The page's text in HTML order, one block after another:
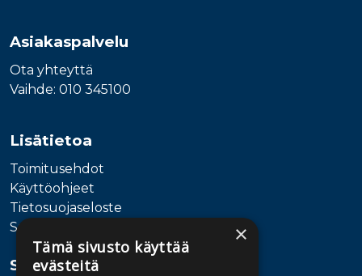
Asiakaspalvelu
Ota yhteyttä
Vaihde: 010 345100
Lisätietoa
Toimitusehdot
Käyttöohjeet
Tietosuojaseloste
Saavutettavuusseloste
Seuraa meitä
×
Tämä sivusto käyttää
evästeitä